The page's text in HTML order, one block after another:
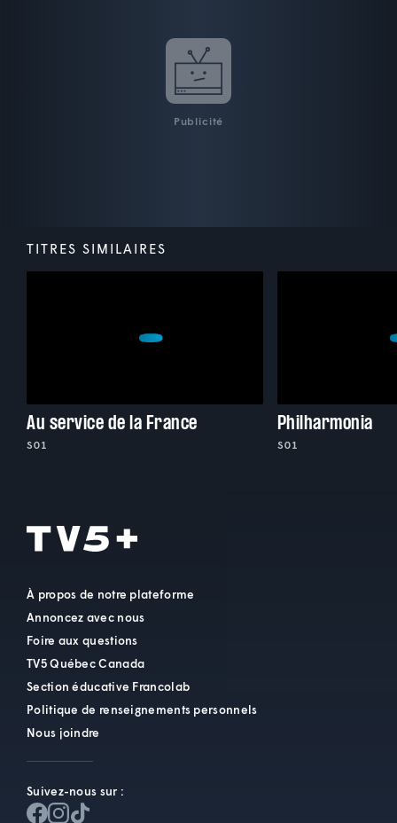
Publicité
TITRES SIMILAIRES
Au service de la France
S01
Philharmonia
S01
À propos de notre plateforme
Annoncez avec nous
Foire aux questions
TV5 Québec Canada
Section éducative Francolab
Politique de renseignements personnels
Nous joindre
Suivez-nous sur :